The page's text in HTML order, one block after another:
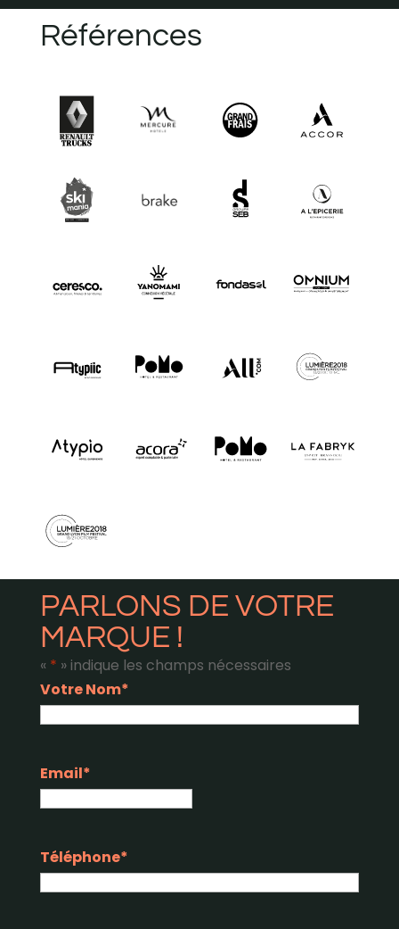
Références
PARLONS DE VOTRE
MARQUE !
« * » indique les champs nécessaires
Votre Nom*
Email*
Téléphone*